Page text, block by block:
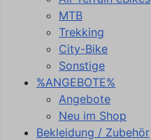
MTB
Trekking
City-Bike
Sonstige
%ANGEBOTE%
Angebote
Neu im Shop
Bekleidung / Zubehör